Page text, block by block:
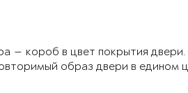
— короб в цвет покрытия
образ двери в едином